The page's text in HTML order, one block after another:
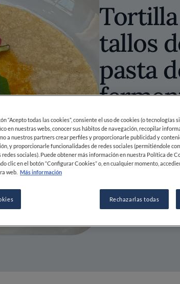
tallos
pasta
25 SEP 2023
PORJEZ WICK Y
CHEF
“Acepto todas las cookies”, consiente el uso de cookies (o tecnologías
en nuestras webs, conocer sus hábitos de navegación, recopilar
a nuestros partners crear perfiles y proporcionarle publicidad y
y proporcionarle funcionalidades de redes sociales (permitiéndole
redes sociales). Puede obtener más información en nuestra Política de
clic en el botón “Configurar Cookies” o, en cualquier momento,
web. Más información
Rechazarlas todas